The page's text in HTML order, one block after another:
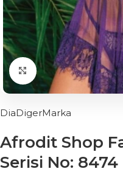
Click to enlarge
DiaDigerMarka
Afrodit Shop
Serisi No: 8474